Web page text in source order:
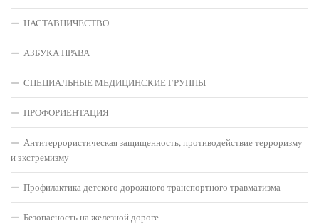
НАСТАВНИЧЕСТВО
АЗБУКА ПРАВА
СПЕЦИАЛЬНЫЕ МЕДИЦИНСКИЕ ГРУППЫ
ПРОФОРИЕНТАЦИЯ
Антитеррористическая защищенность, противодействие терроризму
и экстремизму
Профилактика детского дорожного транспортного травматизма
Безопасность на железной дороге